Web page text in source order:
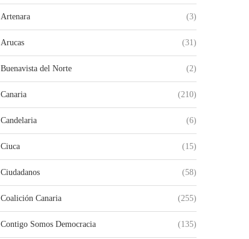
Artenara (3)
Arucas (31)
Buenavista del Norte (2)
Canaria (210)
Candelaria (6)
Ciuca (15)
Ciudadanos (58)
Coalición Canaria (255)
Contigo Somos Democracia (135)